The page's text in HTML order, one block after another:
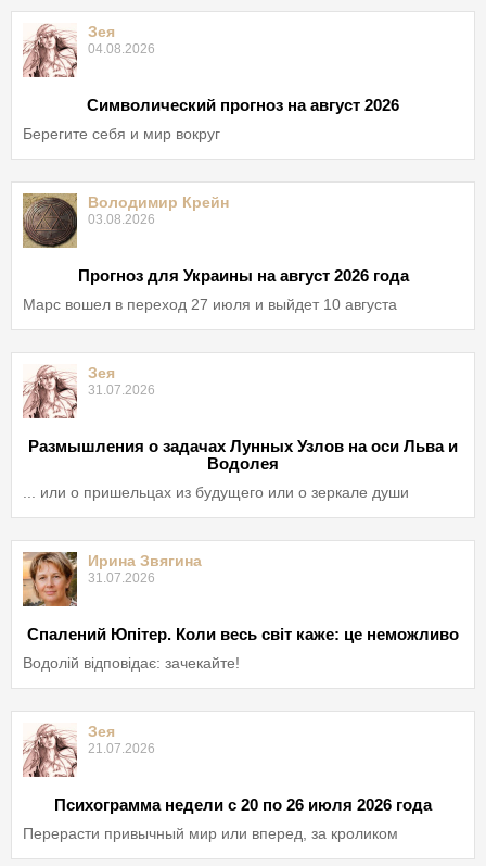
Зея
04.08.2026
Символический прогноз на август 2026
Берегите себя и мир вокруг
Володимир Крейн
03.08.2026
Прогноз для Украины на август 2026 года
Марс вошел в переход 27 июля и выйдет 10 августа
Зея
31.07.2026
Размышления о задачах Лунных Узлов на оси Льва и
Водолея
... или о пришельцах из будущего или о зеркале души
Ирина Звягина
31.07.2026
Спалений Юпітер. Коли весь світ каже: це неможливо
Водолій відповідає: зачекайте!
Зея
21.07.2026
Психограмма недели с 20 по 26 июля 2026 года
Перерасти привычный мир или вперед, за кроликом